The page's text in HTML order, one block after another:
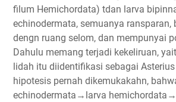
filum Hemichordata) tdan larva
echinodermata, semuanya ransparan,
dengn ruang selom, dan mempunyai
Dahulu memang terjadi kekeliruan,
lidah itu diidentifikasi sebagai Asterius
hipotesis pernah dikemukakahn,
echinodermata→larva